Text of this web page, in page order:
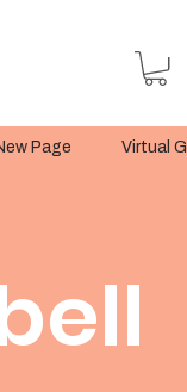
Page Virtual